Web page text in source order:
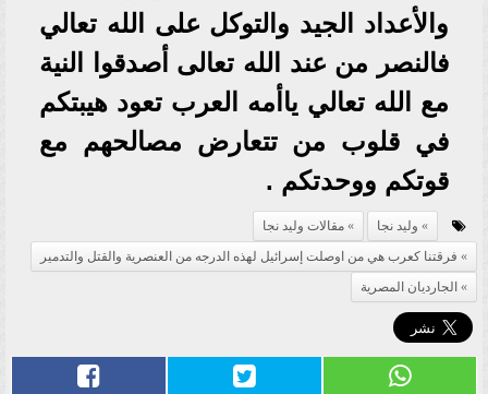
والأعداد الجيد والتوكل على الله تعالي
فالنصر من عند الله تعالى أصدقوا النية
مع الله تعالي ياأمه العرب تعود هيبتكم
في قلوب من تتعارض مصالحهم مع
قوتكم ووحدتكم .
وليد نجا
مقالات وليد نجا
فرقتنا كعرب هي من اوصلت إسرائيل لهذه الدرجه من العنصرية والقتل والتدمير
الجارديان المصرية